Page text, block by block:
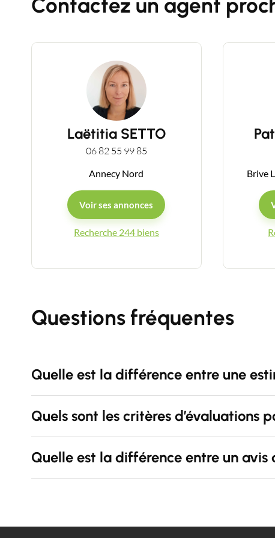
Contactez un agent
Laëtitia SETTO
06 82 55 99 85
Annecy Nord
Voir ses annonces
Recherche 244 biens
Brive
Questions fréquentes
Quelle est la différence entre une
Quels sont les critères d’évaluations
Quelle est la différence entre un